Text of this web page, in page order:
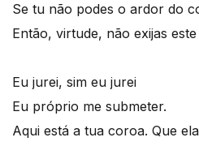
Se tu não podes o ardor do
Então, virtude, não exijas
Eu jurei, sim eu jurei
Eu próprio me submeter.
Aqui está a tua coroa. Que